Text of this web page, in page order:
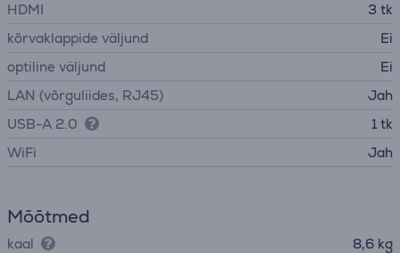
HDMI
3 tk
kõrvaklappide väljund
Ei
optiline väljund
Ei
LAN (võrguliides, RJ45)
Jah
USB-A 2.0
1 tk
WiFi
Jah
Mõõtmed
kaal
8,6 kg